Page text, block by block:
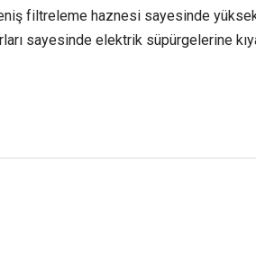
filtreleme haznesi sayesinde
sayesinde elektrik süpürgelerine